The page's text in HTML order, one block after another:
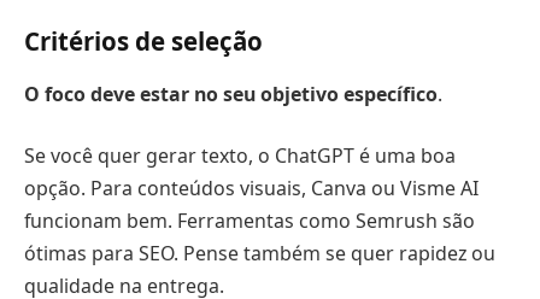
Critérios de seleção
O foco deve estar no seu objetivo específico.
Se você quer gerar texto, o ChatGPT é uma boa
opção. Para conteúdos visuais, Canva ou Visme AI
funcionam bem. Ferramentas como Semrush são
ótimas para SEO. Pense também se quer rapidez ou
qualidade na entrega.